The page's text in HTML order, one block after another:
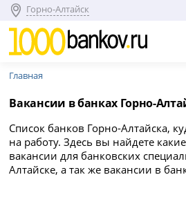
Горно-Алтайск
Главная
Вакансии в банках Горно-
Список банков Горно-Алтайска,
на работу. Здесь вы найдете
вакансии для банковских
Алтайске, а так же вакансии в